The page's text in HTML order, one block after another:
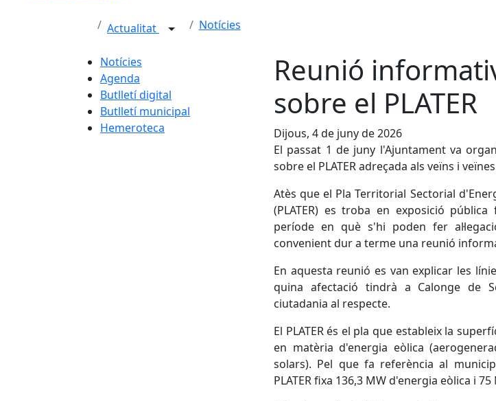
Actualitat Notícies
Notícies
Agenda
Butlletí digital
Butlletí municipal
Hemeroteca
Reunió
sobre el PLATER
Dijous, 4 de juny de 2026
El passat 1 de juny l'Ajuntament va
sobre el PLATER adreçada als veïns i
Atès que el Pla Territorial Sectorial
(PLATER) es troba en exposició
període en què s'hi poden fer
convenient dur a terme una reunió
En aquesta reunió es van explicar les
quina afectació tindrà a Calonge de
ciutadania al respecte.
El PLATER és el pla que estableix la
en matèria d'energia eòlica
solars). Pel que fa referència al
PLATER fixa 136,3 MW d'energia eòlica i